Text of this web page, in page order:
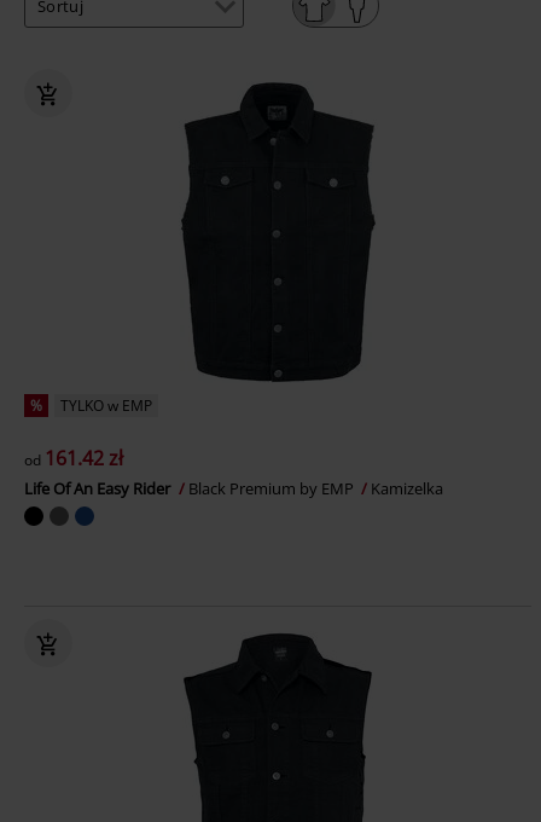
% TYLKO w EMP
od 161.42 zł
Life Of An Easy Rider Black Premium by EMP Kamizelka